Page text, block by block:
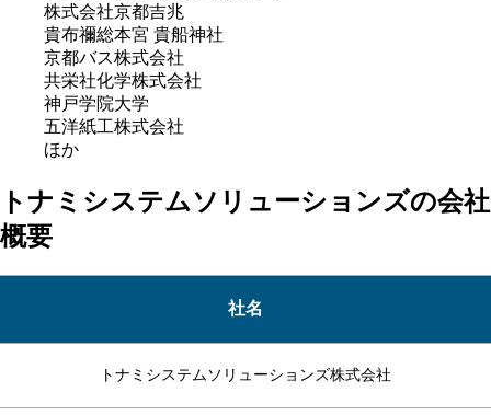
株式会社京都吉兆
貴布禰総本宮 貴船神社
京都バス株式会社
共栄社化学株式会社
神戸学院大学
五洋紙工株式会社
ほか
トナミシステムソリューションズの会社
概要
社名
トナミシステムソリューションズ株式会社